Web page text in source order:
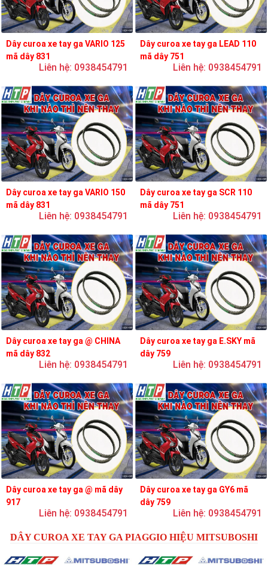
Dây curoa xe tay ga VARIO 125
mã dây 831
Liên hệ: 0938454791
Dây curoa xe tay ga LEAD 110
mã dây 751
Liên hệ: 0938454791
Dây curoa xe tay ga VARIO 150
mã dây 831
Liên hệ: 0938454791
Dây curoa xe tay ga SCR 110
mã dây 751
Liên hệ: 0938454791
Dây curoa xe tay ga @ CHINA
mã dây 832
Liên hệ: 0938454791
Dây curoa xe tay ga E.SKY mã
dây 759
Liên hệ: 0938454791
Dây curoa xe tay ga @ mã dây
917
Liên hệ: 0938454791
Dây curoa xe tay ga GY6 mã
dây 759
Liên hệ: 0938454791
DÂY CUROA XE TAY GA PIAGGIO HIỆU MITSUBOSHI